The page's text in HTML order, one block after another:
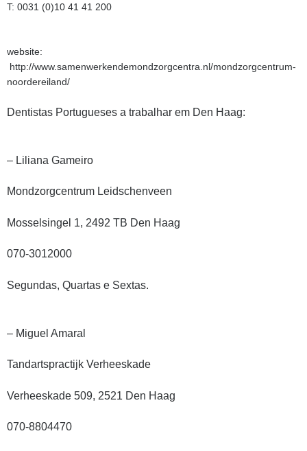
T: 0031 (0)10 41 41 200
website:
http://www.samenwerkendemondzorgcentra.nl/mondzorgcentrum-
noordereiland/
Dentistas Portugueses a trabalhar em Den Haag:
– Liliana Gameiro
Mondzorgcentrum Leidschenveen
Mosselsingel 1, 2492 TB Den Haag
070-3012000
Segundas, Quartas e Sextas.
– Miguel Amaral
Tandartspractijk Verheeskade
Verheeskade 509, 2521 Den Haag
070-8804470